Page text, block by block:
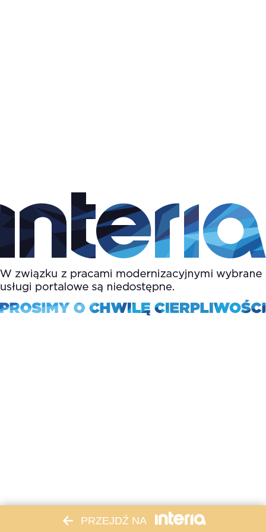
PRZEJDŹ NA